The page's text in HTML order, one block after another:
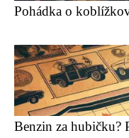
Pohádka o
Benzin za hubičku?